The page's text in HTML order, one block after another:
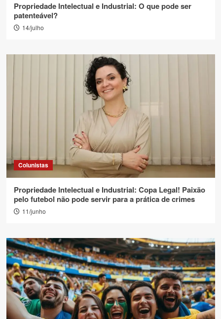
Propriedade Intelectual e Industrial: O que pode ser
patenteável?
14/julho
Colunistas
Propriedade Intelectual e Industrial: Copa Legal! Paixão
pelo futebol não pode servir para a prática de crimes
11/junho